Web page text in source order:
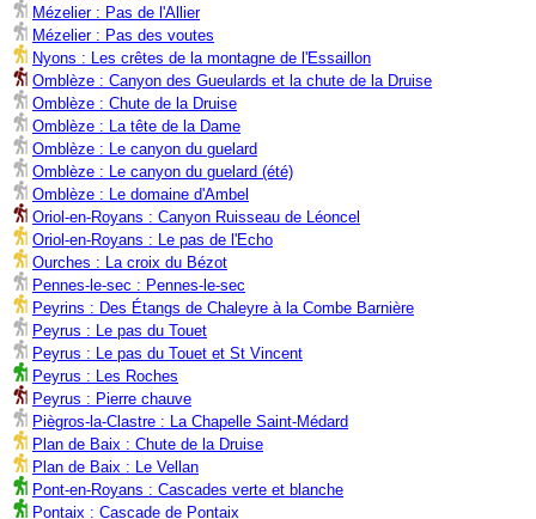
Mézelier : Pas de l'Allier
Mézelier : Pas des voutes
Nyons : Les crêtes de la montagne de l'Essaillon
Omblèze : Canyon des Gueulards et la chute de la Druise
Omblèze : Chute de la Druise
Omblèze : La tête de la Dame
Omblèze : Le canyon du guelard
Omblèze : Le canyon du guelard (été)
Omblèze : Le domaine d'Ambel
Oriol-en-Royans : Canyon Ruisseau de Léoncel
Oriol-en-Royans : Le pas de l'Echo
Ourches : La croix du Bézot
Pennes-le-sec : Pennes-le-sec
Peyrins : Des Étangs de Chaleyre à la Combe Barnière
Peyrus : Le pas du Touet
Peyrus : Le pas du Touet et St Vincent
Peyrus : Les Roches
Peyrus : Pierre chauve
Piègros-la-Clastre : La Chapelle Saint-Médard
Plan de Baix : Chute de la Druise
Plan de Baix : Le Vellan
Pont-en-Royans : Cascades verte et blanche
Pontaix : Cascade de Pontaix